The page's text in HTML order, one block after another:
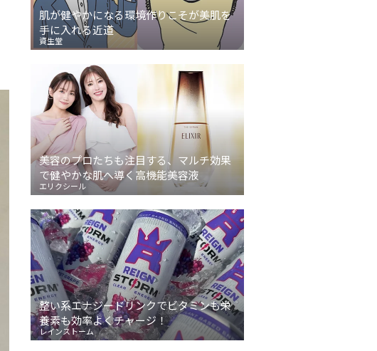
肌が健やかになる環境作りこそが美肌を
手に入れる近道
資生堂
美容のプロたちも注目する、マルチ効果
で健やかな肌へ導く高機能美容液
エリクシール
整い系エナジードリンクでビタミンも栄
養素も効率よくチャージ！
レインストーム